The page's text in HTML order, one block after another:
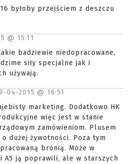
byłoby przejściem z deszczu
@ 15:11
badziewie niedopracowane,
siły specjalne jak i
używają.
04-2015 @ 16:51
marketing. Dodatkowo HK
więc jest w stanie
zamówieniom. Plusem
dużej żywotności. Poza tym
bronią. Może w
A5 ją poprawili, ale w starszych